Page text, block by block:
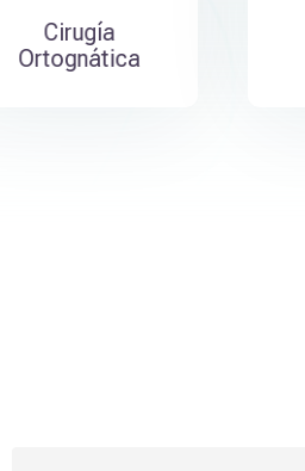
Cirugía
Ortognática